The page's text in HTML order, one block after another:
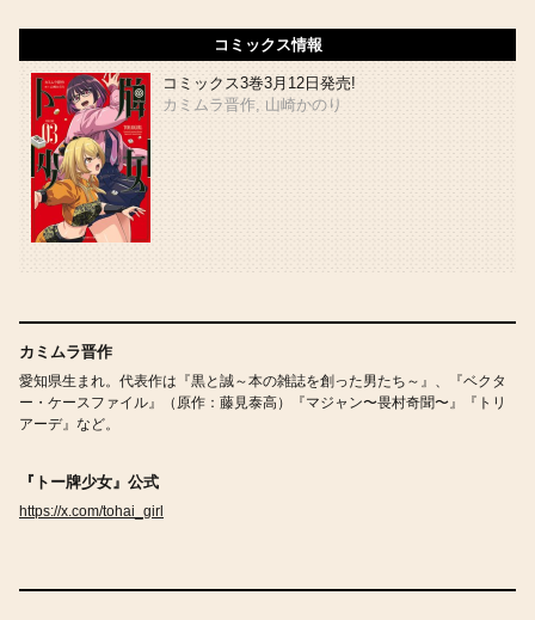
コミックス情報
コミックス3巻3月12日発売!
カミムラ晋作, 山崎かのり
カミムラ晋作
愛知県生まれ。代表作は『黒と誠～本の雑誌を創った男たち～』、『ベクタ
ー・ケースファイル』（原作：藤見泰高）『マジャン〜畏村奇聞〜』『トリ
アーデ』など。
『トー牌少女』公式
https://x.com/tohai_girl